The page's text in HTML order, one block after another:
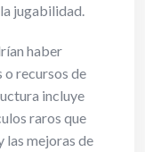
jugabilidad.
haber
recursos de
incluye
raros que
las mejoras de